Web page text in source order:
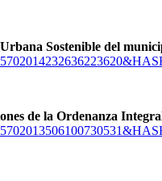
Sostenible del
de la Ordenanza